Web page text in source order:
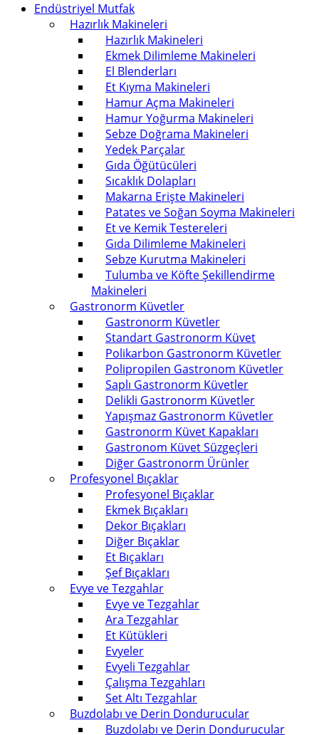
Endüstriyel Mutfak
Hazırlık Makineleri
Hazırlık Makineleri
Ekmek Dilimleme Makineleri
El Blenderları
Et Kıyma Makineleri
Hamur Açma Makineleri
Hamur Yoğurma Makineleri
Sebze Doğrama Makineleri
Yedek Parçalar
Gıda Öğütücüleri
Sıcaklık Dolapları
Makarna Erişte Makineleri
Patates ve Soğan Soyma Makineleri
Et ve Kemik Testereleri
Gıda Dilimleme Makineleri
Sebze Kurutma Makineleri
Tulumba ve Köfte Şekillendirme
Makineleri
Gastronorm Küvetler
Gastronorm Küvetler
Standart Gastronorm Küvet
Polikarbon Gastronorm Küvetler
Polipropilen Gastronom Küvetler
Saplı Gastronorm Küvetler
Delikli Gastronorm Küvetler
Yapışmaz Gastronorm Küvetler
Gastronorm Küvet Kapakları
Gastronom Küvet Süzgeçleri
Diğer Gastronorm Ürünler
Profesyonel Bıçaklar
Profesyonel Bıçaklar
Ekmek Bıçakları
Dekor Bıçakları
Diğer Bıçaklar
Et Bıçakları
Şef Bıçakları
Evye ve Tezgahlar
Evye ve Tezgahlar
Ara Tezgahlar
Et Kütükleri
Evyeler
Evyeli Tezgahlar
Çalışma Tezgahları
Set Altı Tezgahlar
Buzdolabı ve Derin Dondurucular
Buzdolabı ve Derin Dondurucular